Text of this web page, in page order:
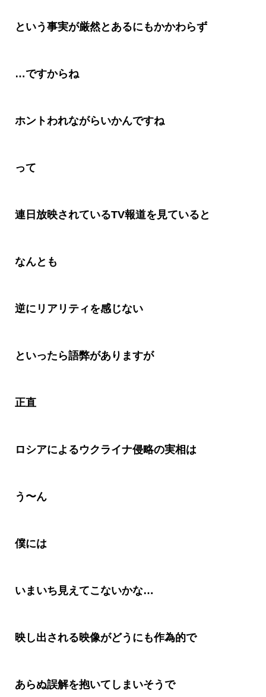
という事実が厳然とあるにもかかわらず
…ですからね
ホントわれながらいかんですね
って
連日放映されているTV報道を見ていると
なんとも
逆にリアリティを感じない
といったら語弊がありますが
正直
ロシアによるウクライナ侵略の実相は
う〜ん
僕には
いまいち見えてこないかな…
映し出される映像がどうにも作為的で
あらぬ誤解を抱いてしまいそうで